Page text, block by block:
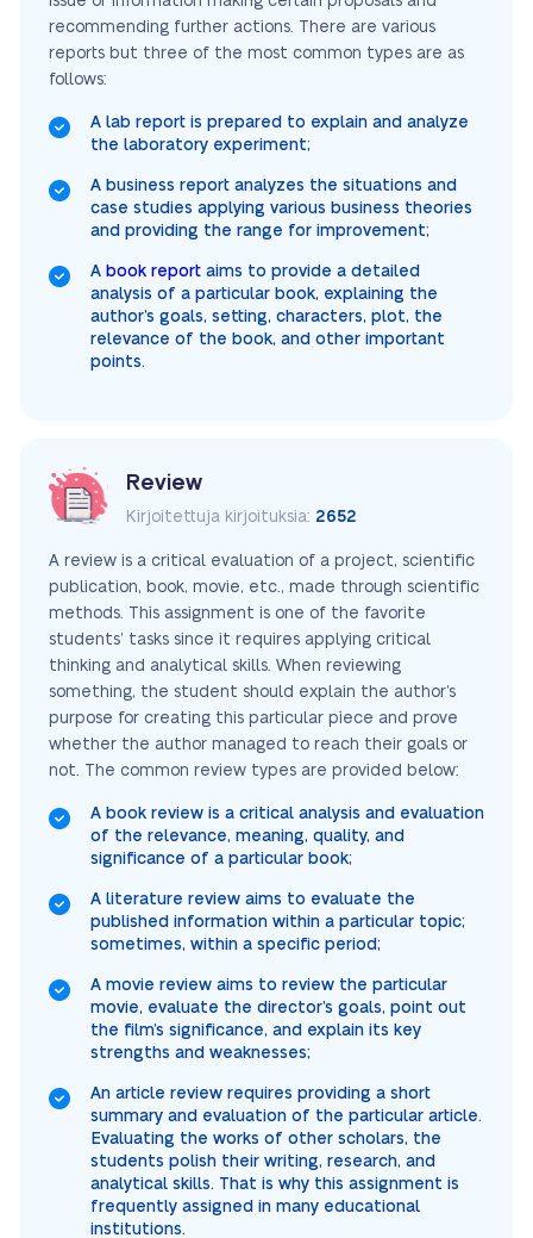
recommending further actions. There are various
reports but three of the most common types are as
follows:
A lab report is prepared to explain and analyze
the laboratory experiment;
A business report analyzes the situations and
case studies applying various business theories
and providing the range for improvement;
A book report aims to provide a detailed
analysis of a particular book, explaining the
author’s goals, setting, characters, plot, the
relevance of the book, and other important
points.
Review
Kirjoitettuja kirjoituksia: 2652
A review is a critical evaluation of a project, scientific
publication, book, movie, etc., made through scientific
methods. This assignment is one of the favorite
students’ tasks since it requires applying critical
thinking and analytical skills. When reviewing
something, the student should explain the author’s
purpose for creating this particular piece and prove
whether the author managed to reach their goals or
not. The common review types are provided below:
A book review is a critical analysis and evaluation
of the relevance, meaning, quality, and
significance of a particular book;
A literature review aims to evaluate the
published information within a particular topic;
sometimes, within a specific period;
A movie review aims to review the particular
movie, evaluate the director’s goals, point out
the film’s significance, and explain its key
strengths and weaknesses;
An article review requires providing a short
summary and evaluation of the particular article.
Evaluating the works of other scholars, the
students polish their writing, research, and
analytical skills. That is why this assignment is
frequently assigned in many educational
institutions.